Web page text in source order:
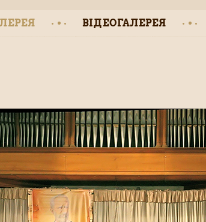
ВІДЕОГАЛЕРЕЯ